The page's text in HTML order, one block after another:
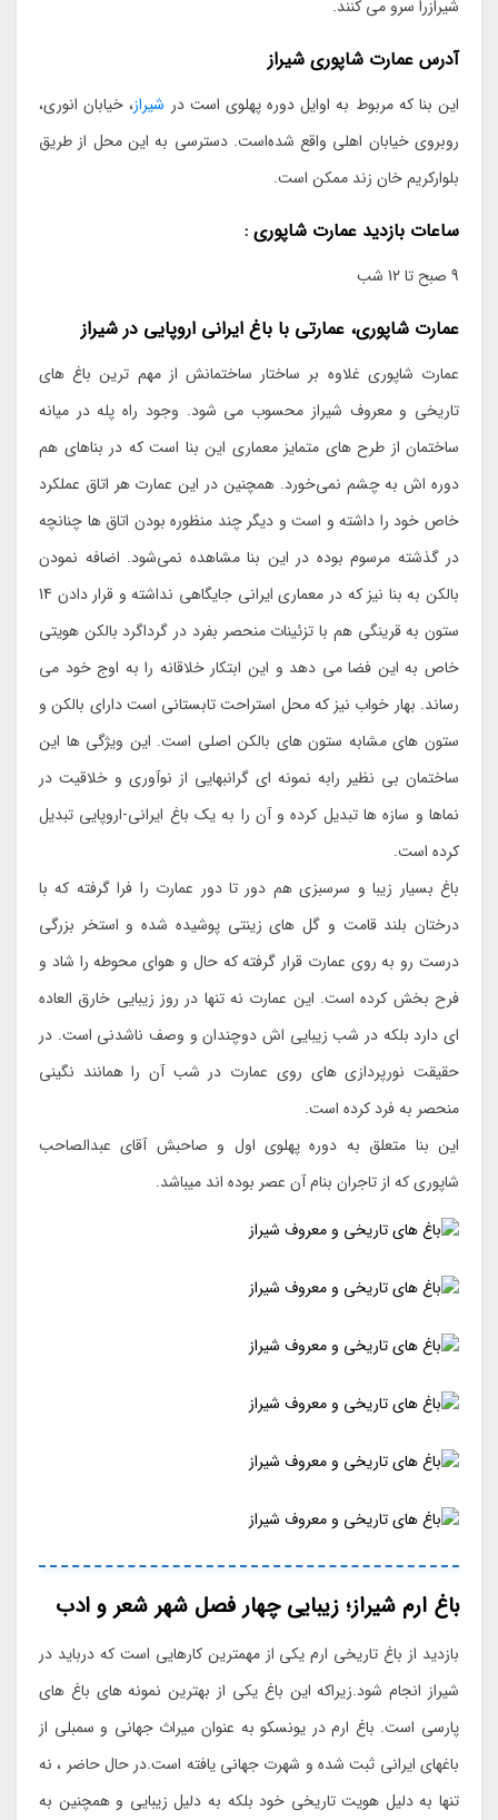
شیرازرا سرو می کنند.
آدرس عمارت شاپوری شیراز
این بنا که مربوط به اوایل دوره پهلوی است در شیراز، خیابان انوری،
روبروی خیابان اهلی واقع شده‌است. دسترسی به این محل از طریق
بلوارکریم خان زند ممکن است.
ساعات بازدید عمارت شاپوری :
9 صبح تا 12 شب
عمارت شاپوری، عمارتی با باغ ایرانی اروپایی در شیراز
عمارت شاپوری غلاوه بر ساختار ساختمانش از مهم ترین باغ های
تاریخی و معروف شیراز محسوب می شود. وجود راه پله در میانه
ساختمان از طرح های متمایز معماری این بنا است که در بناهای هم
دوره اش به چشم نمی‌خورد. همچنین در این عمارت هر اتاق عملکرد
خاص خود را داشته و است و دیگر چند منظوره بودن اتاق ها چنانچه
در گذشته مرسوم بوده در این بنا مشاهده نمی‌شود. اضافه نمودن
بالکن به بنا نیز که در معماری ایرانی جایگاهی نداشته و قرار دادن 14
ستون به قرینگی هم با تزئینات منحصر بفرد در گرداگرد بالکن هویتی
خاص به این فضا می دهد و این ابتکار خلاقانه را به اوج خود می
رساند. بهار خواب نیز که محل استراحت تابستانی است دارای بالکن و
ستون های مشابه ستون های بالکن اصلی است. این ویژگی ها این
ساختمان بی نظیر رابه نمونه ای گرانبهایی از نوآوری و خلاقیت در
نماها و سازه ها تبدیل کرده و آن را به یک باغ ایرانی-اروپایی تبدیل
کرده است.
باغ بسیار زیبا و سرسبزی هم دور تا دور عمارت را فرا گرفته که با
درختان بلند قامت و گل های زینتی پوشیده شده و استخر بزرگی
درست رو به روی عمارت قرار گرفته که حال و هوای محوطه را شاد و
فرح بخش کرده است. این عمارت نه تنها در روز زیبایی خارق العاده
ای دارد بلکه در شب زیبایی اش دوچندان و وصف ناشدنی است. در
حقیقت نورپردازی های روی عمارت در شب آن را همانند نگینی
منحصر به فرد کرده است.
این بنا متعلق به دوره پهلوی اول و صاحبش آقای عبدالصاحب
شاپوری که از تاجران بنام آن عصر بوده اند میباشد.
باغ ارم شیراز؛ زیبایی چهار فصل شهر شعر و ادب
بازدید از باغ تاریخی ارم یکی از مهمترین کارهایی است که درباید در
شیراز انجام شود.زیراکه این باغ یکی از بهترین نمونه های باغ های
پارسی است. باغ ارم در یونسکو به عنوان میراث جهانی و سمبلی از
باغهای ایرانی ثبت شده و شهرت جهانی یافته است.در حال حاضر ، نه
تنها به دلیل هویت تاریخی خود بلکه به دلیل زیبایی و همچنین به